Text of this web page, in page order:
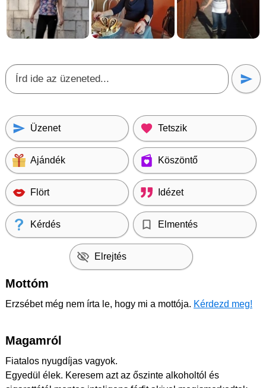
Üzenet Tetszik
Ajándék Köszöntő
Flört Idézet
Kérdés Elmentés
Elrejtés
Mottóm
Erzsébet még nem írta le, hogy mi a mottója. Kérdezd meg!
Magamról
Fiatalos nyugdíjas vagyok.
Egyedül élek. Keresem azt az őszinte alkoholtól és